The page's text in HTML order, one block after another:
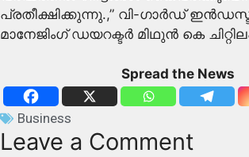
പ്രതീക്ഷിക്കുന്നു.,” വി-ഗാര്‍ഡ്
മാനേജിംഗ് ഡയറക്ടര്‍ മിഥുന്‍ കെ
Spread the News
Business
Leave a Comment